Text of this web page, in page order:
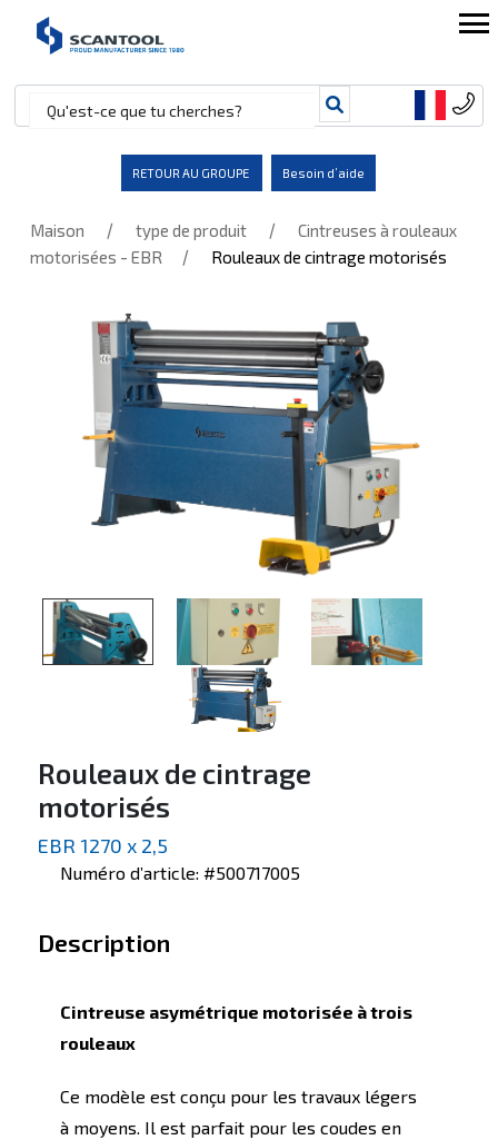
RETOUR AU GROUPE Besoin d’aide
Maison / type de produit /
Cintreuses à rouleaux
motorisées - EBR
/ Rouleaux de cintrage motorisés
Rouleaux de cintrage
motorisés
EBR 1270 x 2,5
Numéro d’article: #500717005
Description
Cintreuse asymétrique motorisée à trois
rouleaux
Ce modèle est conçu pour les travaux légers
à moyens. Il est parfait pour les coudes en